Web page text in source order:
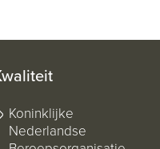
Koninklijke
Nederlandse